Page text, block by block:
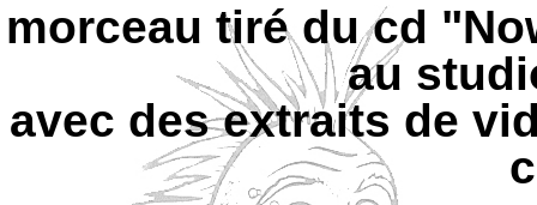
morceau tiré du cd
au
avec des extraits de